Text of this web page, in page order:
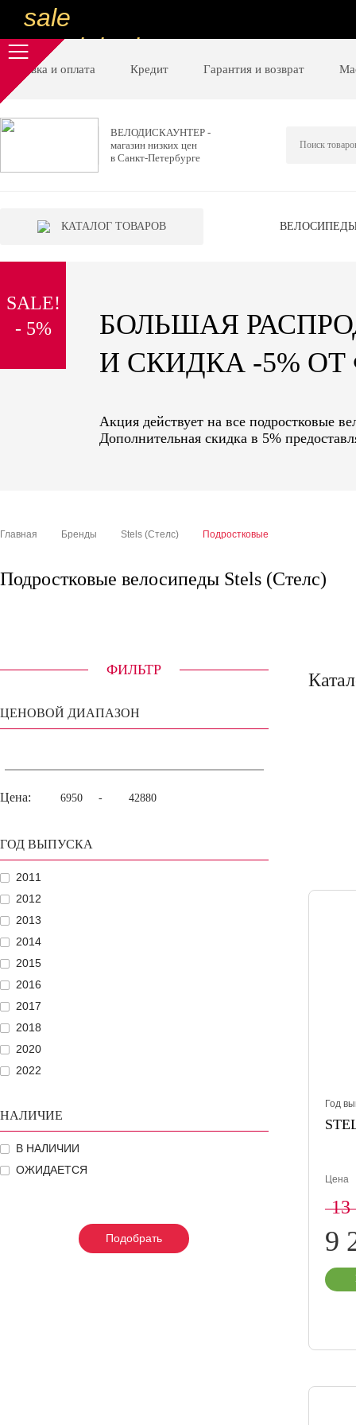
sale
special price
sale
низкие цены
вот дешево
special price
sale
надо брать
sale
Доставка и оплата Кредит Гарантия и возврат
ВЕЛОДИСКАУНТЕР -
магазин низких цен
в Санкт-Петербурге
КАТАЛОГ ТОВАРОВ
SALE!
- 5%
БОЛЬШАЯ
И СКИДКА -5%
Акция действует на все подростковые
Дополнительная скидка в 5%
Главная Бренды Stels (Стелс) Подростковые
Подростковые велосипеды Stels (Стелс)
ФИЛЬТР
ЦЕНОВОЙ ДИАПАЗОН
Цена: -
ГОД ВЫПУСКА
2011
2012
2013
2014
2015
2016
2017
2018
2020
2022
НАЛИЧИЕ
В НАЛИЧИИ
ОЖИДАЕТСЯ
Подобрать
Подобрать
Подобрать
Год
Цена
9